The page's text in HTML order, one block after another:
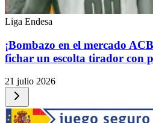
Liga Endesa
¡Bombazo en el mercado
fichar un escolta tirador con
21 julio 2026